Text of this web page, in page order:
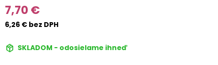
7,70 €
6,26 € bez DPH
SKLADOM - odosielame ihneď